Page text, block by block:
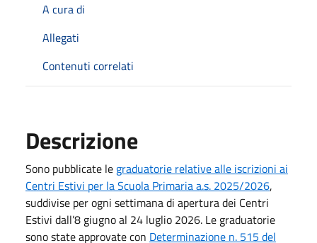
A cura di
Allegati
Contenuti correlati
Descrizione
Sono pubblicate le graduatorie relative alle iscrizioni ai
Centri Estivi per la Scuola Primaria a.s. 2025/2026,
suddivise per ogni settimana di apertura dei Centri
Estivi dall’8 giugno al 24 luglio 2026. Le graduatorie
sono state approvate con Determinazione n. 515 del